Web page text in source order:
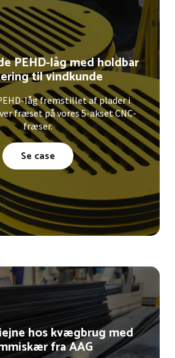
PEHD-låg med holdbar
til vindkunde
låg fremstillet af plader i
fræset på vores 5-akset CNC-
fræser.
Se case
hos kvægbrug med
fra AAG